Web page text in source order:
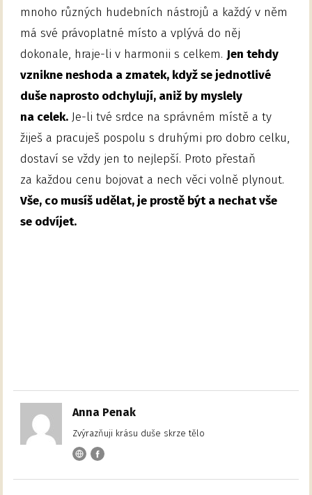
mnoho různých hudebních nástrojů a každý v něm
má své právoplatné místo a vplývá do něj
dokonale, hraje-li v harmonii s celkem. Jen tehdy
vznikne neshoda a zmatek, když se jednotlivé
duše naprosto odchylují, aniž by myslely
na celek. Je-li tvé srdce na správném místě a ty
žiješ a pracuješ pospolu s druhými pro dobro celku,
dostaví se vždy jen to nejlepší. Proto přestaň
za každou cenu bojovat a nech věci volně plynout.
Vše, co musíš udělat, je prostě být a nechat vše
se odvíjet.
Anna Penak
Zvýrazňuji krásu duše skrze tělo